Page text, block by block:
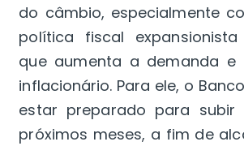
do câmbio, especialmente
política fiscal
que aumenta a demanda e
inflacionário. Para ele, o
estar preparado para
próximos meses, a fim de